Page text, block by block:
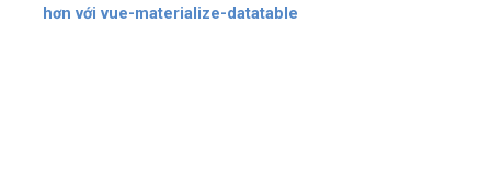
hơn với vue-materialize-datatable